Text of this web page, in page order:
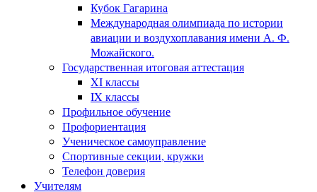
Кубок Гагарина
Международная олимпиада по истории
авиации и воздухоплавания имени А. Ф.
Можайского.
Государственная итоговая аттестация
XI классы
IX классы
Профильное обучение
Профориентация
Ученическое самоуправление
Спортивные секции, кружки
Телефон доверия
Учителям